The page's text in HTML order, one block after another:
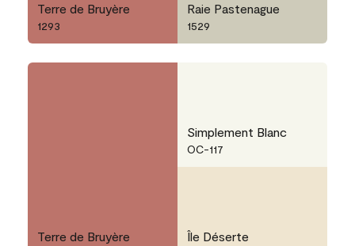
Terre de Bruyère
1293
Raie Pastenague
1529
Terre de Bruyère
Simplement Blanc
OC-117
Île Déserte